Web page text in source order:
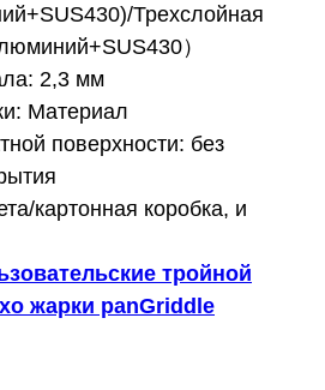
Трехслойная
）
2,3 мм
Материал
поверхности: без
картонная коробка, и
тройной
жарки panGriddle